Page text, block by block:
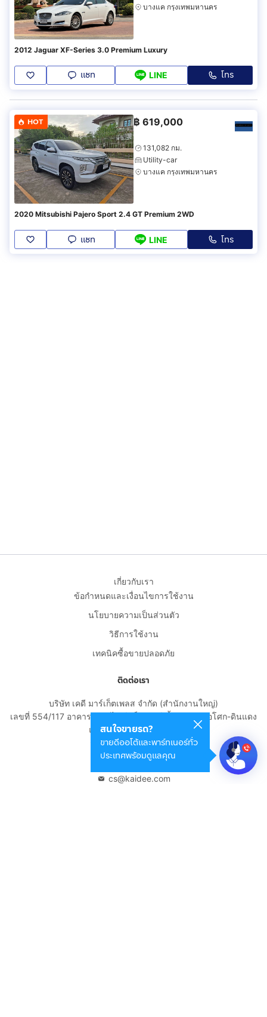
บางแค กรุงเทพมหานคร
2012 Jaguar XF-Series 3.0 Premium Luxury
แชท LINE โทร
HOT ฿ 619,000
131,082 กม.
Utility-car
บางแค กรุงเทพมหานคร
2020 Mitsubishi Pajero Sport 2.4 GT Premium 2WD
แชท LINE โทร
สนใจขายรถ?
ขายดีออโต้และพาร์ทเนอร์ทั่ว
ประเทศพร้อมดูแลคุณ
เกี่ยวกับเรา
ข้อกำหนดและเงื่อนไขการใช้งาน
นโยบายความเป็นส่วนตัว
วิธีการใช้งาน
เทคนิคซื้อขายปลอดภัย
ติดต่อเรา
บริษัท เคดี มาร์เก็ตเพลส จำกัด (สำนักงานใหญ่)
เลขที่ 554/117 อาคารสกายไนน์ เซ็นเตอร์ ชั้น 22 ถนนอโศก-ดินแดง
แขวงดินแดง เขตดินแดง
กรุงเทพมหานคร 10400
cs@kaidee.com